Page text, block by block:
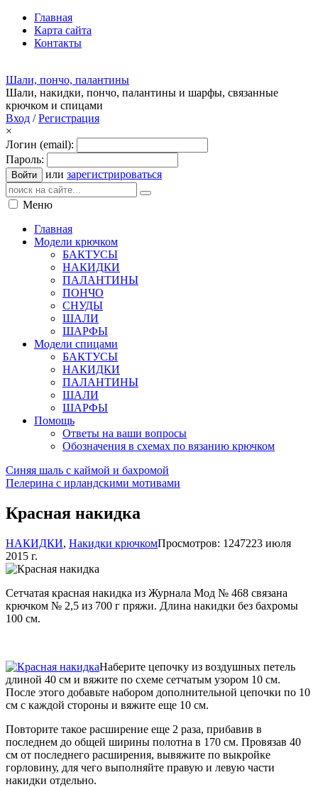
Главная
Карта сайта
Контакты
Шали, пончо, палантины
Шали, накидки, пончо, палантины и шарфы, связанные
крючком и спицами
Вход /Регистрация
×
Логин (email):
Пароль:
Войти или зарегистрироваться
Меню
Главная
Модели крючком
БАКТУСЫ
НАКИДКИ
ПАЛАНТИНЫ
ПОНЧО
СНУДЫ
ШАЛИ
ШАРФЫ
Модели спицами
БАКТУСЫ
НАКИДКИ
ПАЛАНТИНЫ
ШАЛИ
ШАРФЫ
Помощь
Ответы на ваши вопросы
Обозначения в схемах по вязанию крючком
Синяя шаль с каймой и бахромой
Пелерина с ирландскими мотивами
Красная накидка
НАКИДКИ, Накидки крючкомПросмотров: 1247223 июля
2015 г.
Сетчатая красная накидка из Журнала Мод № 468 связана
крючком № 2,5 из 700 г пряжи. Длина накидки без бахромы
100 см.
Наберите цепочку из воздушных петель
длиной 40 см и вяжите по схеме сетчатым узором 10 см.
После этого добавьте набором дополнительной цепочки по 10
см с каждой стороны и вяжите еще 10 см.
Повторите такое расширение еще 2 раза, прибавив в
последнем до общей ширины полотна в 170 см. Провязав 40
см от последнего расширения, вывяжите по выкройке
горловину, для чего выполняйте правую и левую части
накидки отдельно.